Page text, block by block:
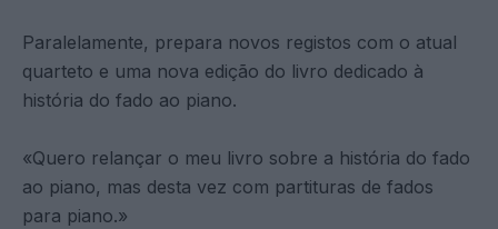
Paralelamente, prepara novos registos com o atual
quarteto e uma nova edição do livro dedicado à
história do fado ao piano.
«Quero relançar o meu livro sobre a história do fado
ao piano, mas desta vez com partituras de fados
para piano.»